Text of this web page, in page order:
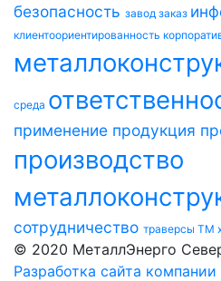
безопасность завод заказ
клиентоориентированность
среда
применение продукция
производство
сотрудничество траверсы ТМ
© 2020 МеталлЭнерго
Разработка сайта компании